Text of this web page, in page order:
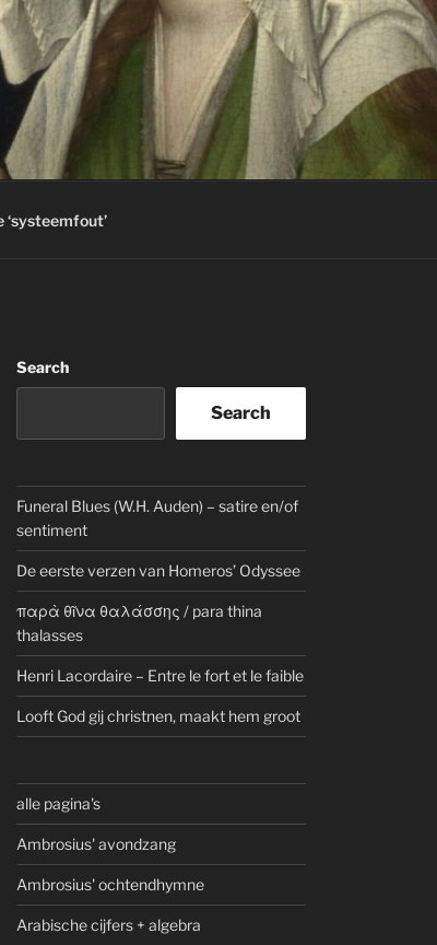
‘systeemfout’
Search
Search
Funeral Blues (W.H. Auden) – satire en/of
sentiment
De eerste verzen van Homeros’ Odyssee
παρὰ θῖνα θαλάσσης / para thina
thalasses
Henri Lacordaire – Entre le fort et le faible
Looft God gij christnen, maakt hem groot
alle pagina's
Ambrosius' avondzang
Ambrosius' ochtendhymne
Arabische cijfers + algebra